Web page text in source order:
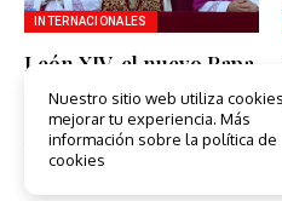
INTERNACIONALES
León XIV, el nuevo Papa,
es estadounidense y
marca un cambio
histórico en el Vaticano
Nuestro sitio web utiliza
mejorar tu experiencia. Más
información sobre la política de
cookies